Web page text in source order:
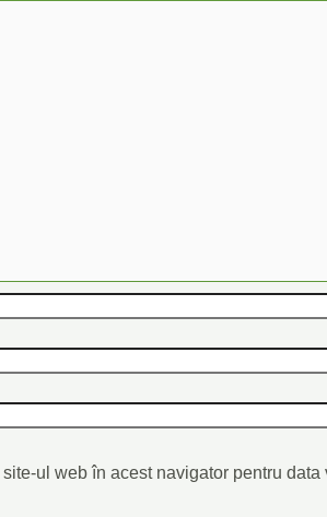
ul web în acest navigator pentru data